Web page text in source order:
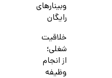
وبینارهای
رایگان
خلاقیت
شغلی؛
از انجام
وظیفه